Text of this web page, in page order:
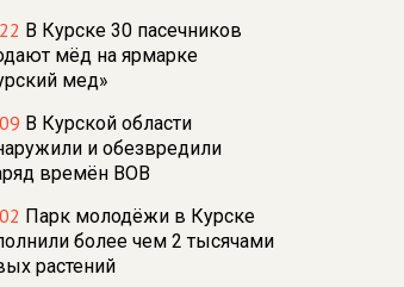
В Курске 30 пасечников
мёд на ярмарке
мед»
В Курской области
и обезвредили
времён ВОВ
Парк молодёжи в Курске
более чем 2 тысячами
растений